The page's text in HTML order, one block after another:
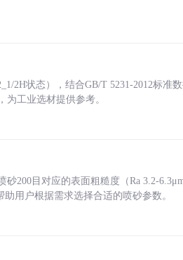
2H状态），结合GB/T 5231-2012标准
工业选材提供参考。
200目对应的表面粗糙度（Ra 3.2-
用户根据需求选择合适的喷砂参数。